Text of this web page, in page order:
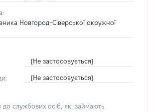
Новгород-Сіверської окружної
[Не застосовується]
[Не застосовується]
службових осіб, які займають